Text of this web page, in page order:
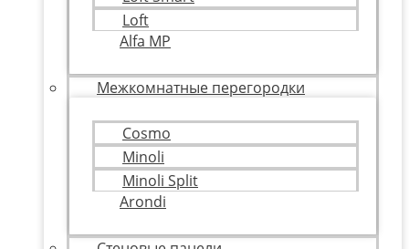
Loft
Alfa MP
Межкомнатные перегородки
Cosmo
Minoli
Minoli Split
Arondi